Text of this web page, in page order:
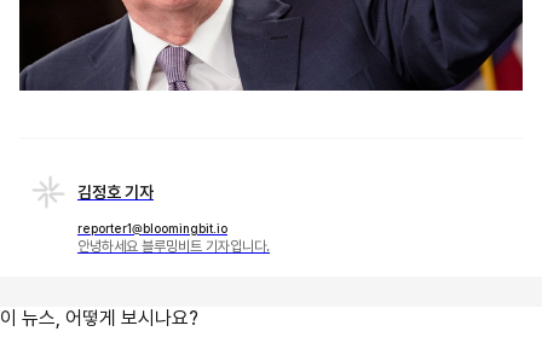
김정호 기자
reporter1@bloomingbit.io
안녕하세요 블루밍비트 기자입니다.
이 뉴스, 어떻게 보시나요?